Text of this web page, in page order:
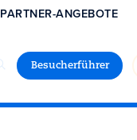
Besucherführer
PARTNER-ANGEBOTE